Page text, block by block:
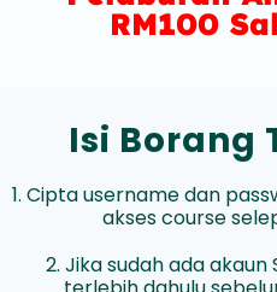
RM100
Isi Borang
1. Cipta username dan
akses course
2. Jika sudah ada akaun